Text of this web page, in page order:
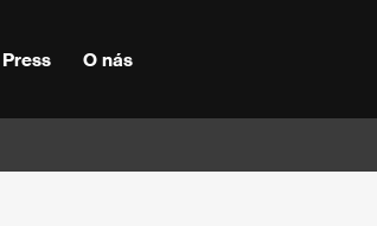
Press O nás